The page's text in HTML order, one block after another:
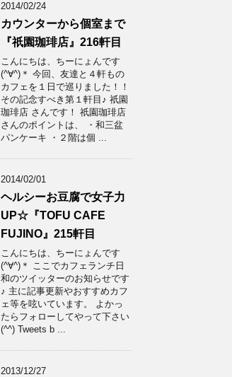
2014/02/24
カウンターから個室まで
『祇園珈琲店』216軒目
こんにちは、ちーにょんです
(^∀^)＊ 今回、友達と４軒もの
カフェを１日で巡りました！！
その記念すべき第１軒目♪ 祇園
珈琲店 さんです！ 祇園珈琲店
さんのポイントは、 ・和三盆
パンケーキ ・２階は個 ...
2014/02/01
ヘルシーお豆腐で女子力
UP☆『TOFU CAFE
FUJINO』215軒目
こんにちは、ちーにょんです
(^∀^)＊ ここでカフェランチ日
和のツイッターのお知らせです
♪ 主に記事更新やおすすめカフ
ェ等を呟いています。 よかっ
たらフォローしてやって下さい
(^^) Tweets b ...
2013/12/27